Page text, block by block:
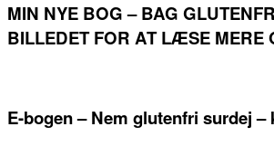
MIN NYE BOG – BAG
BILLEDET FOR AT LÆSE MERE
E-bogen – Nem glutenfri surdej –